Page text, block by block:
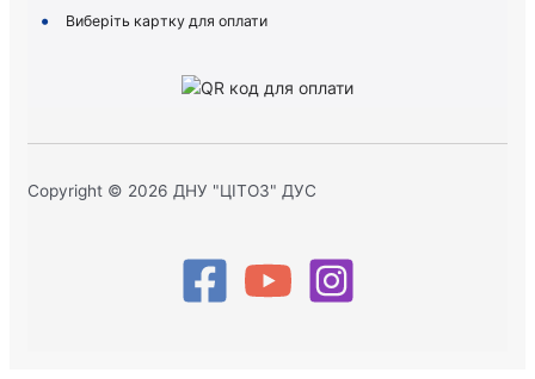
Виберіть картку для оплати
Copyright © 2026 ДНУ "ЦІТОЗ" ДУС